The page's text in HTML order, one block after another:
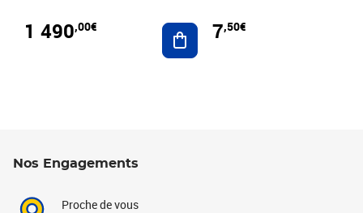
1 490,00€ Ajouter au panier
7,50€
Nos Engagements
Proche de vous